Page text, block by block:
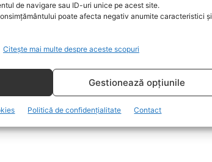
de navigare sau ID-uri unice pe acest site.
poate afecta negativ anumite caracteristici și
Citește mai multe despre aceste scopuri
Gestionează opțiunile
Politică de confidențialitate Contact
alt obiectiv decât să treacă
Nu vom intra. Vom
O singură condiţie avem.
o propunere cu aliaţii noştri la
în cadrul Conferinţei